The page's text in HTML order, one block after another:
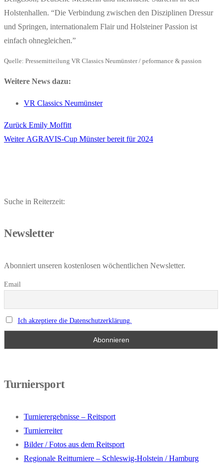
Holstenhallen. “Die Verbindung zwischen den Disziplinen Dressur
und Springen, internationalem Flair und Holsteiner Passion ist
einfach ohnegleichen.”
Quelle: Pressemitteilung VR Classics Neumünster / peformance & passion
Weitere News dazu:
VR Classics Neumünster
Beitragsnavigation
Zurück Vorheriger
Beitrag:
Emily Moffitt
Weiter Nächster
AGRAVIS-Cup Münster bereit für 2024
Suche in Reiterzeit:
Newsletter
Abonniert unseren kostenlosen wöchentlichen Newsletter.
Email
Ich akzeptiere die Datenschutzerklärung.
Turniersport
Turnierergebnisse – Reitsport
Turnierreiter
Bilder / Fotos aus dem Reitsport
Regionale Reitturniere – Schleswig-Holstein / Hamburg